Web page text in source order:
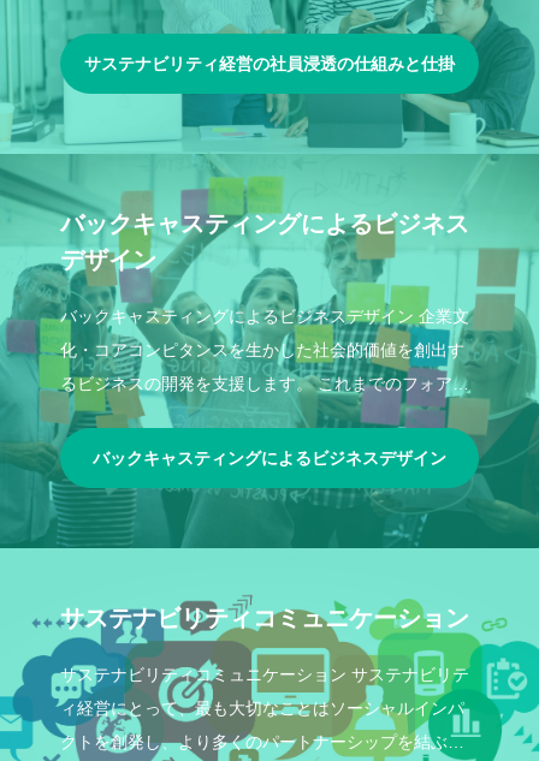
員浸透の仕組みと仕掛けをご支援します。
サステナビリティ経営の社員浸透の仕組みと仕掛
け作り
バックキャスティングによるビジネス
デザイン
バックキャスティングによるビジネスデザイン 企業文
化・コアコンピタンスを生かした社会的価値を創出す
るビジネスの開発を支援します。 これまでのフォアキ
ャスティングではなく、バックキャステ
バックキャスティングによるビジネスデザイン
サステナビリティコミュニケーション
サステナビリティコミュニケーション サステナビリテ
ィ経営にとって、最も大切なことはソーシャルインパ
クトを創発し、より多くのパートナーシップを結ぶこ